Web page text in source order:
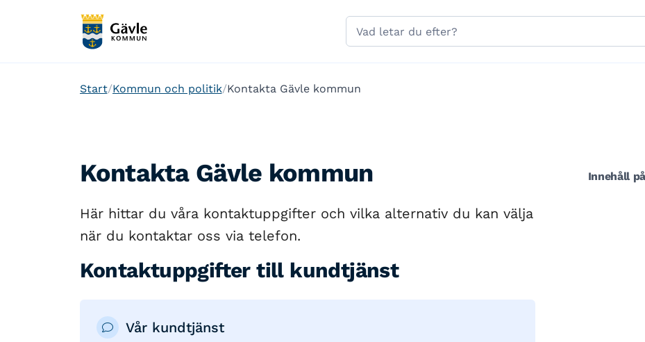
Sök
på
Start Kommun och politik Kontakta Gävle kommun
Kontakta Gävle kommun
Här hittar du våra kontaktuppgifter och vilka alternativ du kan välja
när du kontaktar oss via telefon.
Kontaktuppgifter till kundtjänst
Vår kundtjänst
Innehåll